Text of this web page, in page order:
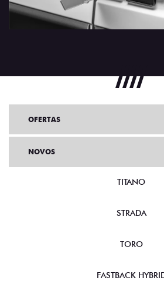
OFERTAS
NOVOS
TITANO
STRADA
TORO
FASTBACK